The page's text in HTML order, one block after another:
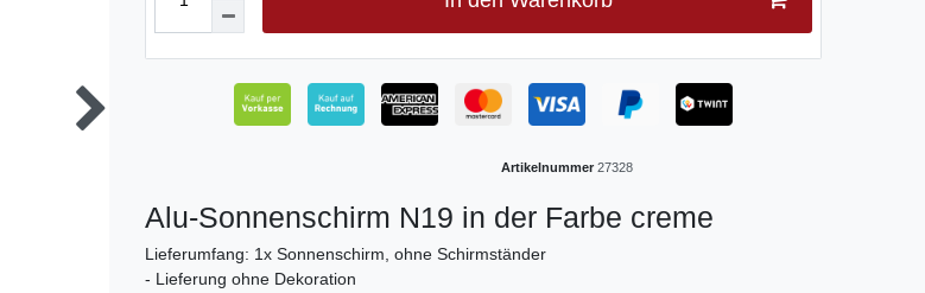
Artikelnummer 27328
Alu-Sonnenschirm N19 in der Farbe creme
Lieferumfang: 1x Sonnenschirm, ohne Schirmständer
- Lieferung ohne Dekoration